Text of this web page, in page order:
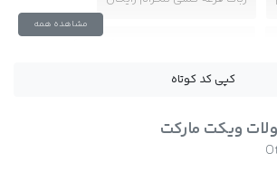
سورس کد قرعه کشی
مشاهده همه
کپی کد کوتاه
ویکت مارکت